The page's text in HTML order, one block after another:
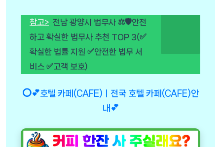
참고> 전남 광양시 법무사 ⚖️🛡안전
하고 확실한 법무사 추천 TOP 3(✅
확실한 법률 지원 ✅안전한 법무 서
비스 ✅고객 보호)
⭕💕호텔 카페(CAFE)ㅣ전국 호텔 카페(CAFE)안
내💕